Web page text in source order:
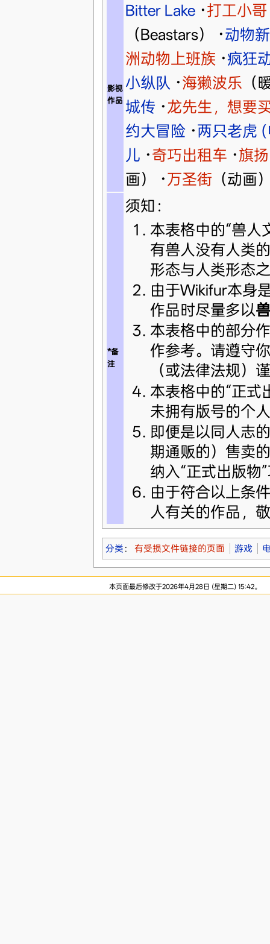
影视
作品
Bitter Lake·打工小哥
（Beastars）
·动物
洲动物上班族 ·疯狂
小纵队 ·海獭波乐 （
城传 · 龙先生，想要
约大冒险·两只老虎
儿 ·奇巧出租车 ·旗
画）
·万圣街 （动画
*备
注
须知：
本表格中的“兽人
有兽人没有人类
形态与人类形态
由于Wikifur本身
作品时尽量多以
本表格中的部分
作参考。请遵守
（或法律法规）
本表格中的“正式
未拥有版号的个
即便是以同人志
期通贩的）售卖
纳入“正式出版物
由于符合以上条
人有关的作品，
分类 ： 有受损文件链接的页面 游戏
本页面最后修改于2026年4月28日 (星期二) 15:42。